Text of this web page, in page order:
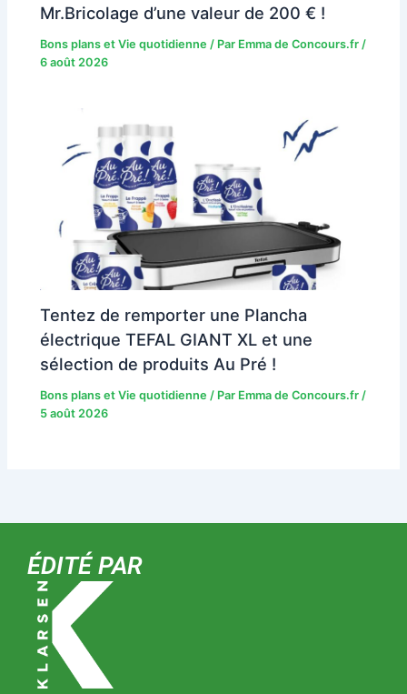
Mr.Bricolage d’une valeur de 200 € !
Bons plans et Vie quotidienne / Par Emma de Concours.fr/
6 août 2026
Tentez de remporter une Plancha
électrique TEFAL GIANT XL et une
sélection de produits Au Pré !
Bons plans et Vie quotidienne / Par Emma de Concours.fr/
5 août 2026
ÉDITÉ PAR